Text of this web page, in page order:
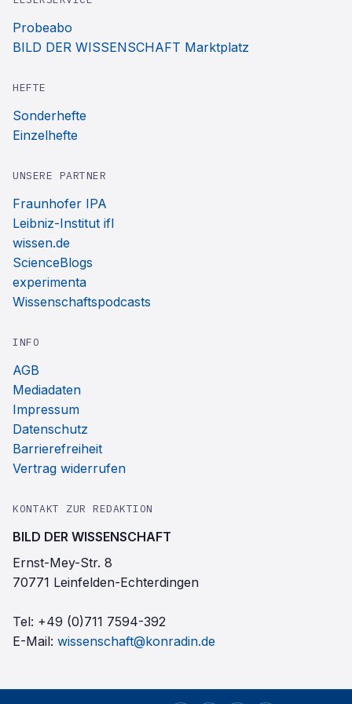
Probeabo
BILD DER WISSENSCHAFT Marktplatz
HEFTE
Sonderhefte
Einzelhefte
UNSERE PARTNER
Fraunhofer IPA
Leibniz-Institut ifl
wissen.de
ScienceBlogs
experimenta
Wissenschaftspodcasts
INFO
AGB
Mediadaten
Impressum
Datenschutz
Barrierefreiheit
Vertrag widerrufen
KONTAKT ZUR REDAKTION
BILD DER WISSENSCHAFT
Ernst-Mey-Str. 8
70771 Leinfelden-Echterdingen
Tel: +49 (0)711 7594-392
E-Mail: wissenschaft@konradin.de